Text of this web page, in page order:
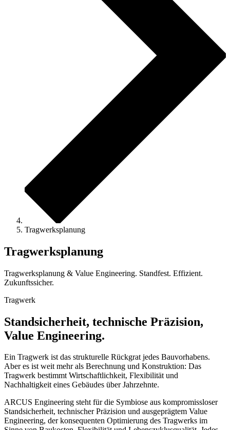
Tragwerksplanung
Tragwerksplanung
Tragwerksplanung & Value Engineering. Standfest. Effizient.
Zukunftssicher.
Tragwerk
Standsicherheit, technische Präzision,
Value Engineering.
Ein Tragwerk ist das strukturelle Rückgrat jedes Bauvorhabens.
Aber es ist weit mehr als Berechnung und Konstruktion: Das
Tragwerk bestimmt Wirtschaftlichkeit, Flexibilität und
Nachhaltigkeit eines Gebäudes über Jahrzehnte.
ARCUS Engineering steht für die Symbiose aus kompromissloser
Standsicherheit, technischer Präzision und ausgeprägtem Value
Engineering, der konsequenten Optimierung des Tragwerks im